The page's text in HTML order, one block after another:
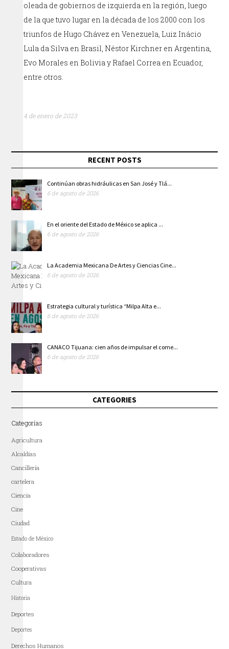
oleada de gobiernos de izquierda en la región, luego
de la que tuvo lugar en la década de los 2000 con los
triunfos de Hugo Chávez en Venezuela, Luiz Inácio
Lula da Silva en Brasil, Néstor Kirchner en Argentina,
Evo Morales en Bolivia y Rafael Correa en Ecuador,
entre otros.
4 de enero de 2023
RECENT POSTS
Continúan obras hidráulicas en San José y Tlá...
6 de agosto de 2026
En el oriente del Estado de México se aplica ...
6 de agosto de 2026
La Academia Mexicana De Artes y Ciencias Cine...
6 de agosto de 2026
Estrategia cultural y turística “Milpa Alta e...
6 de agosto de 2026
CANACO Tijuana: cien años de impulsar el come...
6 de agosto de 2026
CATEGORIES
Categorías
Agricultura
Alcaldías
Cancillería
cartelera
Ciencia
Cine
Ciudad
Estado de México
Colaboradores
Cooperativas
Cultura
Historia
Deportes
Deportes
Derechos Humanos